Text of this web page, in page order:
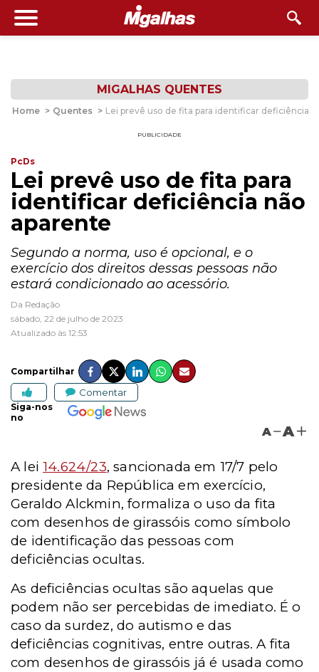
MIGALHAS QUENTES
Home > Quentes > Lei prevê uso de fita para identificar deficiência
PUBLICIDADE
PcDs
Lei prevê uso de fita para
identificar deficiência não
aparente
Segundo a norma, uso é opcional, e o
exercício dos direitos dessas pessoas não
estará condicionado ao acessório.
Da Redação
sábado, 22 de julho de 2023
Atualizado às 12:53
Compartilhar
Comentar
Siga-nos
no
A A
A lei14.624/23, sancionada em 17/7 pelo
presidente da República em exercício,
Geraldo Alckmin, formaliza o uso da fita
com desenhos de girassóis como símbolo
de identificação das pessoas com
deficiências ocultas.
As deficiências ocultas são aquelas que
podem não ser percebidas de imediato. É o
caso da surdez, do autismo e das
deficiências cognitivas, entre outras. A fita
com desenhos de girassóis já é usada como